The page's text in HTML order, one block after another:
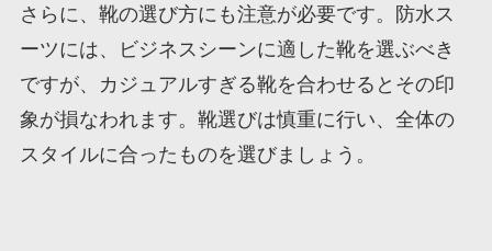
さらに、靴の選び方にも注意が必要です。防水ス
ーツには、ビジネスシーンに適した靴を選ぶべき
ですが、カジュアルすぎる靴を合わせるとその印
象が損なわれます。靴選びは慎重に行い、全体の
スタイルに合ったものを選びましょう。